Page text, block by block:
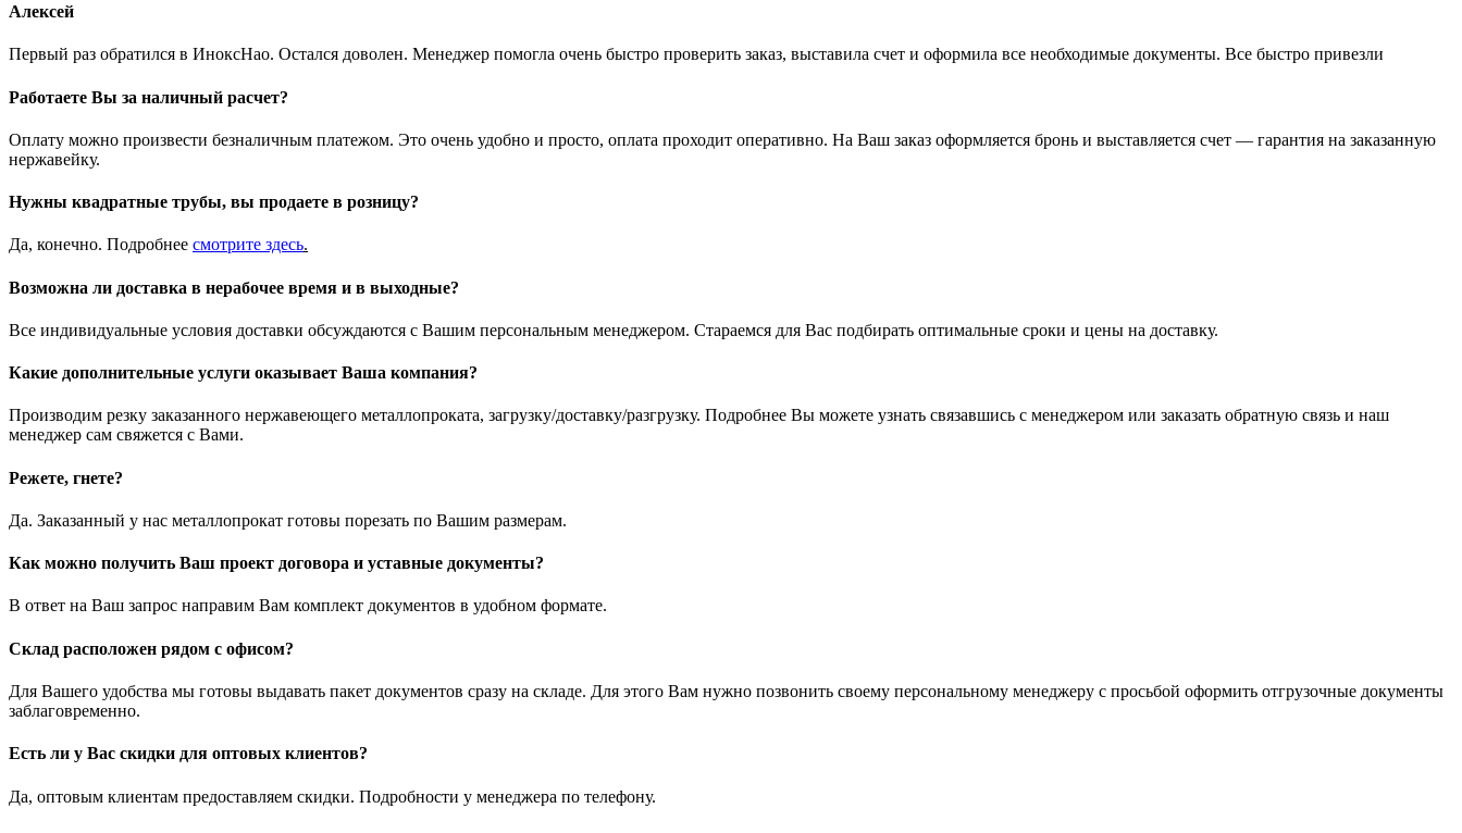
Алексей
Первый раз обратился в ИноксНао. Остался доволен. Менеджер помогла очень быстро проверить заказ, выставила счет и оформила все необходимые документы. Все быстро привезли
Работаете Вы за наличный расчет?
Оплату можно произвести безналичным платежом. Это очень удобно и просто, оплата проходит оперативно. На Ваш заказ оформляется бронь и выставляется счет — гарантия на заказанную
нержавейку.
Нужны квадратные трубы, вы продаете в розницу?
Да, конечно. Подробнее смотрите здесь.
Возможна ли доставка в нерабочее время и в выходные?
Все индивидуальные условия доставки обсуждаются с Вашим персональным менеджером. Стараемся для Вас подбирать оптимальные сроки и цены на доставку.
Какие дополнительные услуги оказывает Ваша компания?
Производим резку заказанного нержавеющего металлопроката, загрузку/доставку/разгрузку. Подробнее Вы можете узнать связавшись с менеджером или заказать обратную связь и наш
менеджер сам свяжется с Вами.
Режете, гнете?
Да. Заказанный у нас металлопрокат готовы порезать по Вашим размерам.
Как можно получить Ваш проект договора и уставные документы?
В ответ на Ваш запрос направим Вам комплект документов в удобном формате.
Склад расположен рядом с офисом?
Для Вашего удобства мы готовы выдавать пакет документов сразу на складе. Для этого Вам нужно позвонить своему персональному менеджеру с просьбой оформить отгрузочные документы
заблаговременно.
Есть ли у Вас скидки для оптовых клиентов?
Да, оптовым клиентам предоставляем скидки. Подробности у менеджера по телефону.